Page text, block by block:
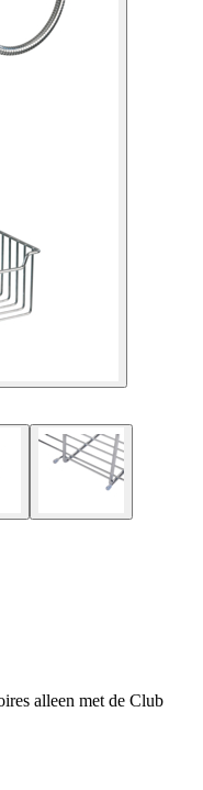
alleen met de Club